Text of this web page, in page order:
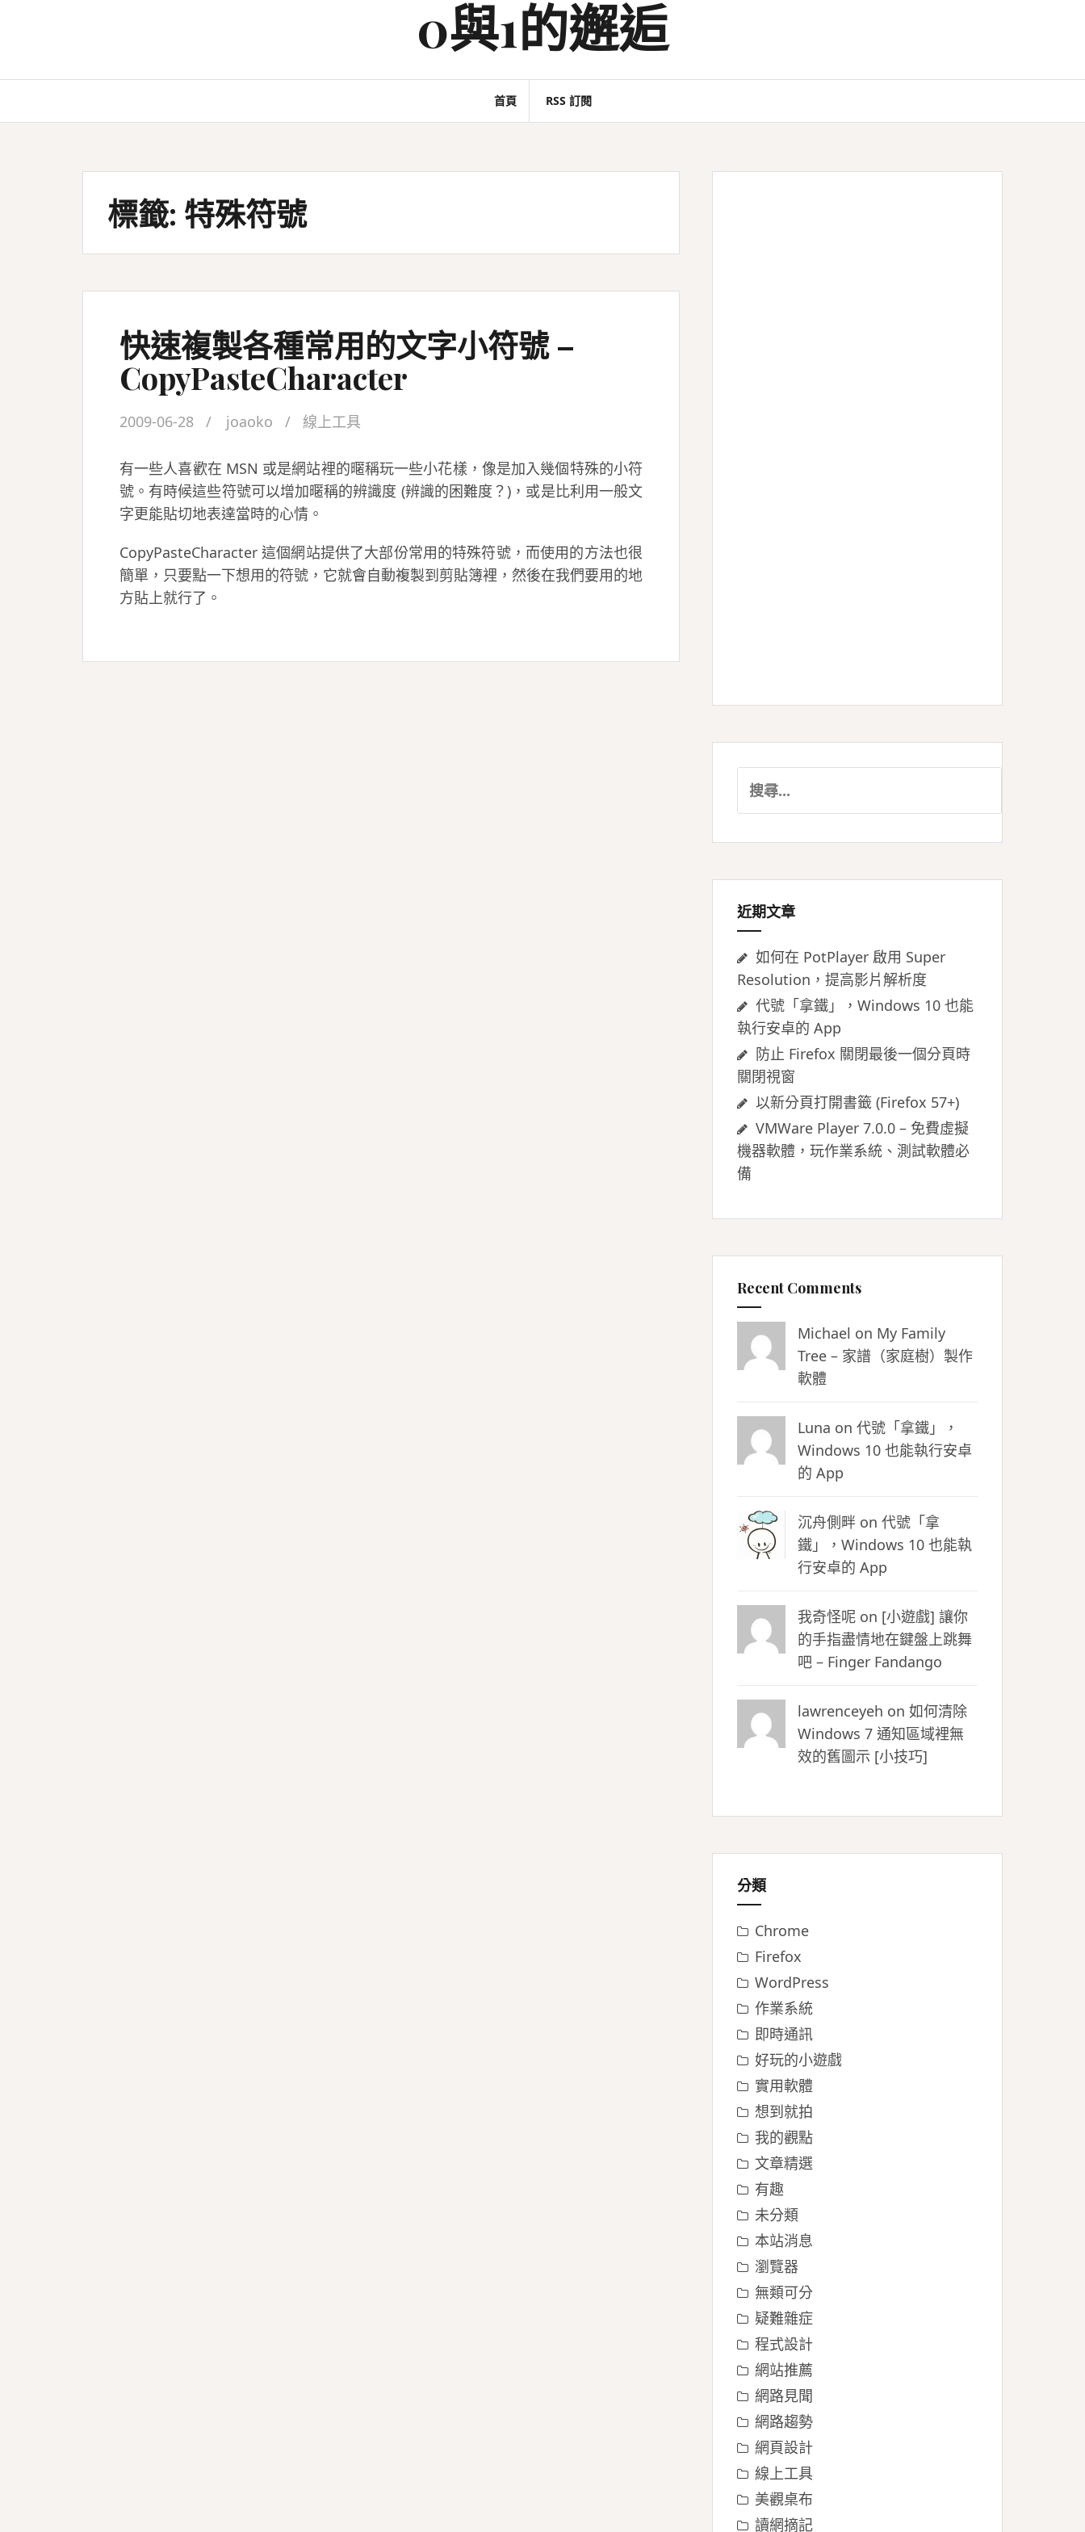
0與1的邂逅
首頁 RSS 訂閱
標籤: 特殊符號
快速複製各種常用的文字小符號 –
CopyPasteCharacter
2009-06-28 joaoko 線上工具
有一些人喜歡在 MSN 或是網站裡的暱稱玩一些小花樣，像是加入幾個特殊的小符
號。有時候這些符號可以增加暱稱的辨識度 (辨識的困難度？)，或是比利用一般文
字更能貼切地表達當時的心情。
CopyPasteCharacter 這個網站提供了大部份常用的特殊符號，而使用的方法也很
簡單，只要點一下想用的符號，它就會自動複製到剪貼簿裡，然後在我們要用的地
方貼上就行了。
尋
鍵
近期文章
如何在 PotPlayer 啟用 Super
Resolution，提高影片解析度
代號「拿鐵」，Windows 10 也能
執行安卓的 App
防止 Firefox 關閉最後一個分頁時
關閉視窗
以新分頁打開書籤 (Firefox 57+)
VMWare Player 7.0.0 – 免費虛擬
機器軟體，玩作業系統、測試軟體必
備
Recent Comments
Michael on My Family
Tree – 家譜（家庭樹）製作
軟體
Luna on 代號「拿鐵」，
Windows 10 也能執行安卓
的 App
沉舟側畔 on 代號「拿
鐵」，Windows 10 也能執
行安卓的 App
我奇怪呢 on [小遊戲] 讓你
的手指盡情地在鍵盤上跳舞
吧 – Finger Fandango
lawrenceyeh on 如何清除
Windows 7 通知區域裡無
效的舊圖示 [小技巧]
分類
Chrome
Firefox
WordPress
作業系統
即時通訊
好玩的小遊戲
實用軟體
想到就拍
我的觀點
文章精選
有趣
未分類
本站消息
瀏覽器
無類可分
疑難雜症
程式設計
網站推薦
網路見聞
網路趨勢
網頁設計
線上工具
美觀桌布
讀網摘記